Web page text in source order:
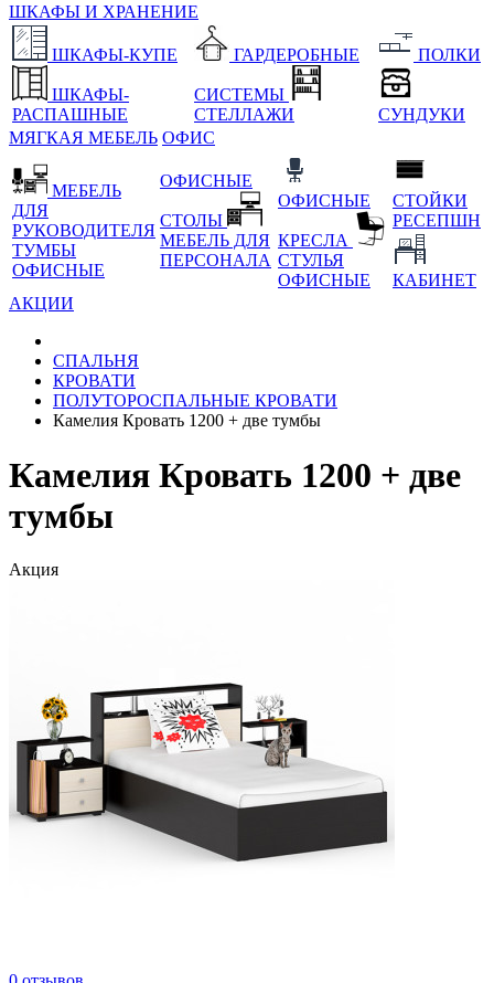
ШКАФЫ И ХРАНЕНИЕ
ШКАФЫ-КУПЕ
ШКАФЫ-
РАСПАШНЫЕ
ГАРДЕРОБНЫЕ
СИСТЕМЫ
СТЕЛЛАЖИ
ПОЛКИ
СУНДУКИ
МЯГКАЯ МЕБЕЛЬ ОФИС
МЕБЕЛЬ
ДЛЯ
РУКОВОДИТЕЛЯ
ТУМБЫ
ОФИСНЫЕ
ОФИСНЫЕ
СТОЛЫ
МЕБЕЛЬ ДЛЯ
ПЕРСОНАЛА
ОФИСНЫЕ
КРЕСЛА
СТУЛЬЯ
ОФИСНЫЕ
СТОЙКИ
РЕСЕПШН
КАБИНЕТ
АКЦИИ
СПАЛЬНЯ
КРОВАТИ
ПОЛУТОРОСПАЛЬНЫЕ КРОВАТИ
Камелия Кровать 1200 + две тумбы
Камелия Кровать 1200 + две
тумбы
Акция